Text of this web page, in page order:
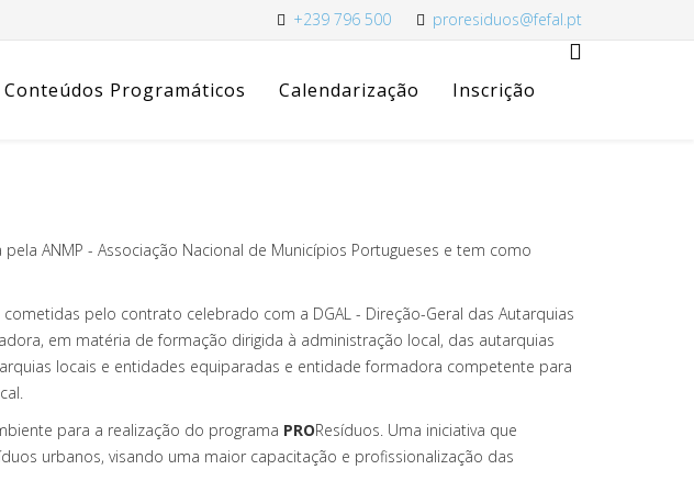
+239 796 500 proresiduos@fefal.pt
Conteúdos Programáticos Calendarização Inscrição
ANMP - Associação Nacional de Municípios Portugueses e tem como
pelo contrato celebrado com a DGAL - Direção-Geral das Autarquias
em matéria de formação dirigida à administração local, das autarquias
locais e entidades equiparadas e entidade formadora competente para
para a realização do programa PROResíduos. Uma iniciativa que
urbanos, visando uma maior capacitação e profissionalização das